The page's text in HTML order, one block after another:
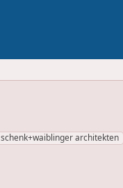
schenk+waiblinger architekten